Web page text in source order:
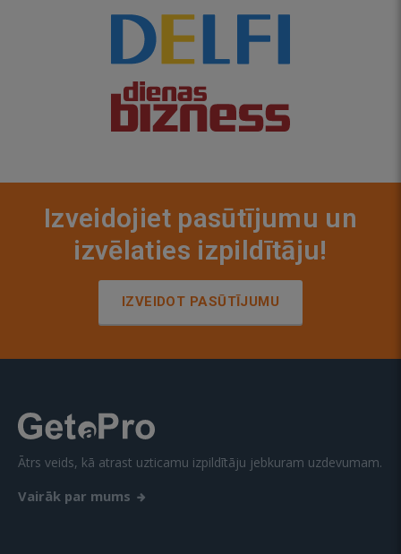
Izveidojiet pasūtījumu un
izvēlaties izpildītāju!
IZVEIDOT PASŪTĪJUMU
Ātrs veids, kā atrast uzticamu izpildītāju jebkuram uzdevumam.
Vairāk par mums